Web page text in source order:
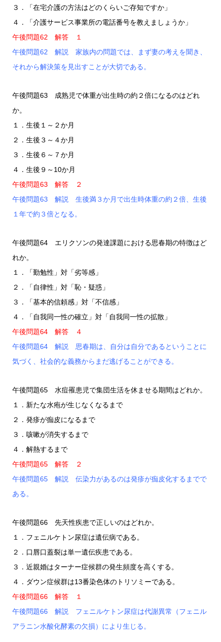
３．「在宅介護の方法はどのくらいご存知ですか」
４．「介護サービス事業所の電話番号を教えましょうか」
午後問題62 解答 １
午後問題62 解説 家族内の問題では、まず妻の考えを聞き、
それから解決策を見出すことが大切である。
午後問題63 成熟児で体重が出生時の約２倍になるのはどれ
か。
１．生後１～２か月
２．生後３～４か月
３．生後６～７か月
４．生後９～10か月
午後問題63 解答 ２
午後問題63 解説 生後満３か月で出生時体重の約２倍、生後
１年で約３倍となる。
午後問題64 エリクソンの発達課題における思春期の特徴はど
れか。
１．「勤勉性」対「劣等感」
２．「自律性」対「恥・疑惑」
３．「基本的信頼感」対「不信感」
４．「自我同一性の確立」対「自我同一性の拡散」
午後問題64 解答 ４
午後問題64 解説 思春期は、自分は自分であるということに
気づく、社会的な義務からまだ逃げることができる。
午後問題65 水痘罹患児で集団生活を休ませる期間はどれか。
１．新たな水疱が生じなくなるまで
２．発疹が痂皮になるまで
３．咳嗽が消失するまで
４．解熱するまで
午後問題65 解答 ２
午後問題65 解説 伝染力があるのは発疹が痂皮化するまでで
ある。
午後問題66 先天性疾患で正しいのはどれか。
１．フェニルケトン尿症は遺伝病である。
２．口唇口蓋裂は単一遺伝疾患である。
３．近親婚はターナー症候群の発生頻度を高くする。
４．ダウン症候群は13番染色体のトリソミーである。
午後問題66 解答 １
午後問題66 解説 フェニルケトン尿症は代謝異常（フェニル
アラニン水酸化酵素の欠損）により生じる。